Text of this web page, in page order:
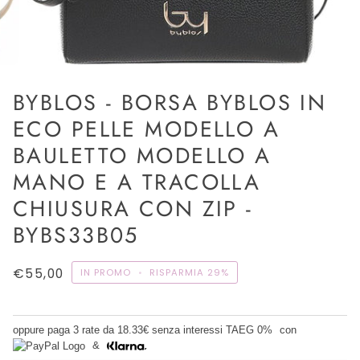
BYBLOS - BORSA BYBLOS IN
ECO PELLE MODELLO A
BAULETTO MODELLO A
MANO E A TRACOLLA
CHIUSURA CON ZIP -
BYBS33B05
€55,00 IN PROMO • RISPARMIA 29%
oppure paga 3 rate da 18.33€ senza interessi TAEG 0%
con
&